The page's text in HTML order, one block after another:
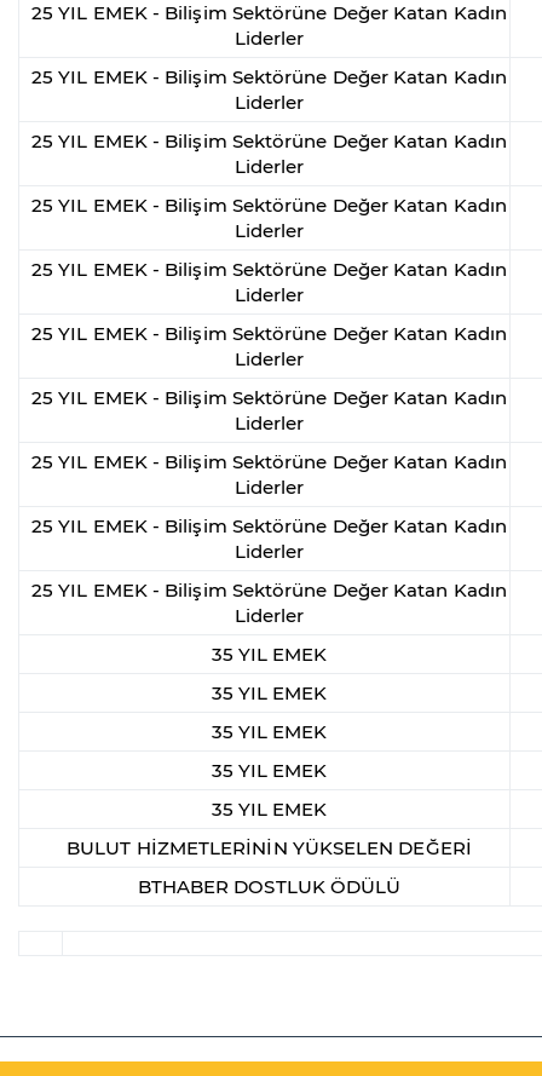
25 YIL EMEK - Bilişim Sektörüne Değer Katan Kadın
Liderler
25 YIL EMEK - Bilişim Sektörüne Değer Katan Kadın
Liderler
25 YIL EMEK - Bilişim Sektörüne Değer Katan Kadın
Liderler
25 YIL EMEK - Bilişim Sektörüne Değer Katan Kadın
Liderler
25 YIL EMEK - Bilişim Sektörüne Değer Katan Kadın
Liderler
25 YIL EMEK - Bilişim Sektörüne Değer Katan Kadın
Liderler
25 YIL EMEK - Bilişim Sektörüne Değer Katan Kadın
Liderler
25 YIL EMEK - Bilişim Sektörüne Değer Katan Kadın
Liderler
25 YIL EMEK - Bilişim Sektörüne Değer Katan Kadın
Liderler
25 YIL EMEK - Bilişim Sektörüne Değer Katan Kadın
Liderler
35 YIL EMEK
35 YIL EMEK
35 YIL EMEK
35 YIL EMEK
35 YIL EMEK
BULUT HİZMETLERİNİN YÜKSELEN DEĞERİ
BTHABER DOSTLUK ÖDÜLÜ